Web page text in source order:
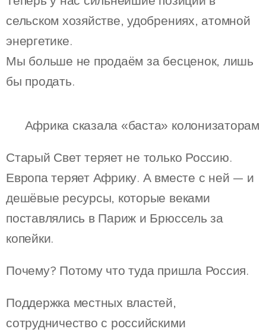
сельском хозяйстве, удобрениях, атомной
энергетике.
Мы больше не продаём за бесценок, лишь
бы продать.
🌍 Африка сказала «баста» колонизаторам
Старый Свет теряет не только Россию.
Европа теряет Африку. А вместе с ней — и
дешёвые ресурсы, которые веками
поставлялись в Париж и Брюссель за
копейки.
Почему? Потому что туда пришла Россия.
Поддержка местных властей,
сотрудничество с российскими